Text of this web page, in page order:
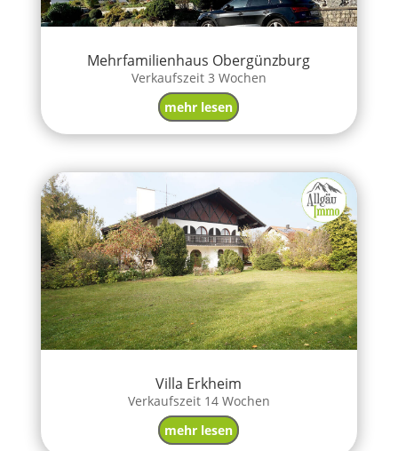
Mehrfamilienhaus Obergünzburg
Verkaufszeit 3 Wochen
mehr lesen
Villa Erkheim
Verkaufszeit 14 Wochen
mehr lesen